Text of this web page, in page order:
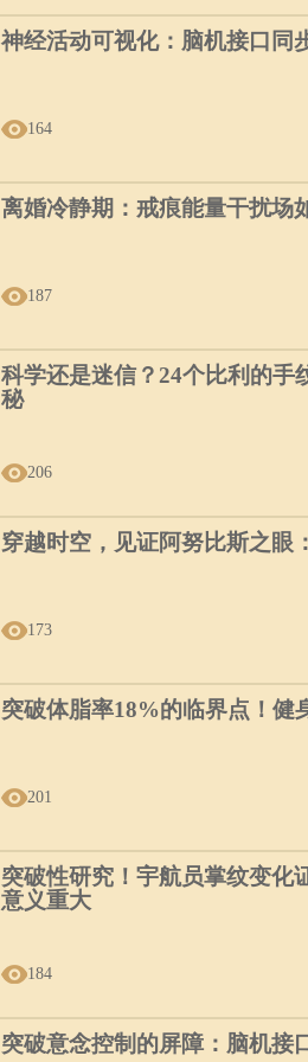
神经活动可视化：脑机接口同
164
离婚冷静期：戒痕能量干扰场
187
科学还是迷信？24个比利的手
秘
206
穿越时空，见证阿努比斯之眼
173
突破体脂率18%的临界点！健
201
突破性研究！宇航员掌纹变化
意义重大
184
突破意念控制的屏障：脑机接